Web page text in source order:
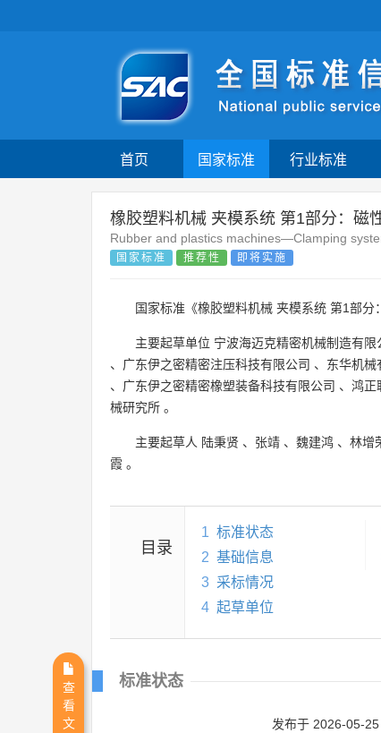
首页 国家标准 行业标准
橡胶塑料机械 夹模系统 第1部分：磁
Rubber and plastics machines—Clamping
国家标准 推荐性 即将实施
国家标准《橡胶塑料机械 夹模系统 第1部分
主要起草单位 宁波海迈克精密机械制造有限
、 广东伊之密精密注压科技有限公司 、 东华机械
、 广东伊之密精密橡塑装备科技有限公司 、 鸿正
械研究所 。
主要起草人 陆秉贤 、 张靖 、 魏建鸿 、 林增
霞 。
目录
1 标准状态
2 基础信息
3 采标情况
4 起草单位
标准状态
发布于 2026-05-25
查
看
文